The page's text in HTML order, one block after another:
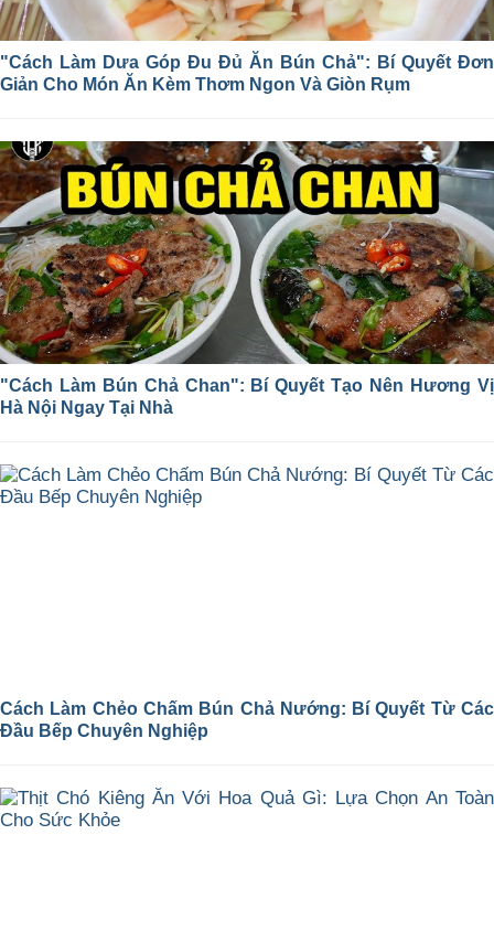
"Cách Làm Dưa Góp Đu Đủ Ăn Bún Chả": Bí Quyết Đơn
Giản Cho Món Ăn Kèm Thơm Ngon Và Giòn Rụm
"Cách Làm Bún Chả Chan": Bí Quyết Tạo Nên Hương Vị
Hà Nội Ngay Tại Nhà
Cách Làm Chẻo Chấm Bún Chả Nướng: Bí Quyết Từ Các
Đầu Bếp Chuyên Nghiệp